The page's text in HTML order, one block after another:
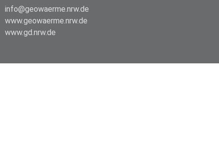
info@geowaerme.nrw.de
www.geowaerme.nrw.de
www.gd.nrw.de